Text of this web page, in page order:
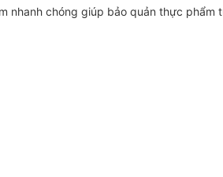
nhanh chóng giúp bảo quản thực phẩm